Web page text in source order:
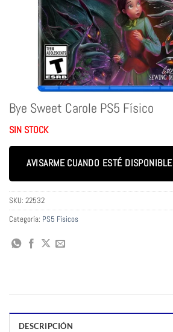
Bye Sweet Carole PS5 Físico
SIN STOCK
AVISARME CUANDO ESTÉ DISPONIBLE
SKU: 22532
Categoría: PS5 Físicos
DESCRIPCIÓN